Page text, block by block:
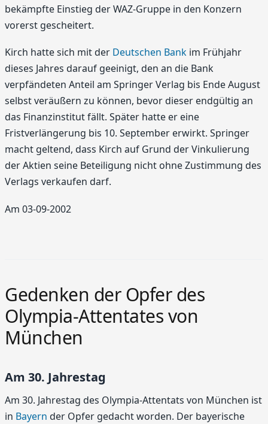
bekämpfte Einstieg der WAZ-Gruppe in den Konzern
vorerst gescheitert.
Kirch hatte sich mit der Deutschen Bank im Frühjahr
dieses Jahres darauf geeinigt, den an die Bank
verpfändeten Anteil am Springer Verlag bis Ende August
selbst veräußern zu können, bevor dieser endgültig an
das Finanzinstitut fällt. Später hatte er eine
Fristverlängerung bis 10. September erwirkt. Springer
macht geltend, dass Kirch auf Grund der Vinkulierung
der Aktien seine Beteiligung nicht ohne Zustimmung des
Verlags verkaufen darf.
Am 03-09-2002
Gedenken der Opfer des
Olympia-Attentates von
München
Am 30. Jahrestag
Am 30. Jahrestag des Olympia-Attentats von München ist
in Bayern der Opfer gedacht worden. Der bayerische